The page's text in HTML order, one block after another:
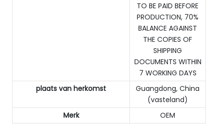
TO BE PAID BEFORE
PRODUCTION, 70%
BALANCE AGAINST
THE COPIES OF
SHIPPING
DOCUMENTS WITHIN
7 WORKING DAYS
plaats van herkomst
Guangdong, China
(vasteland)
Merk
OEM